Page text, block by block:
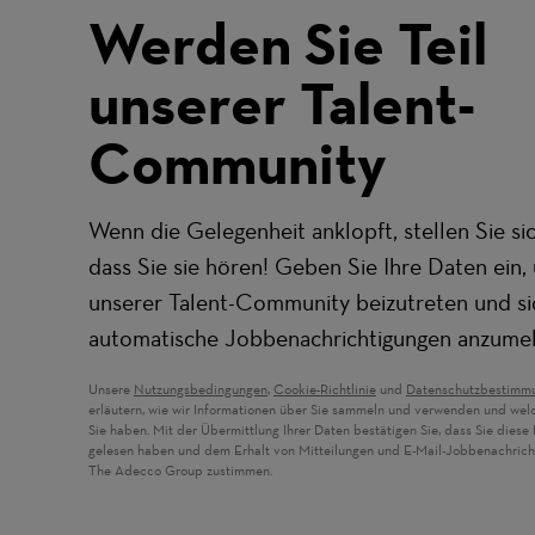
Werden Sie Teil
unserer Talent-
Community
Wenn die Gelegenheit anklopft, stellen Sie
dass Sie sie hören! Geben Sie Ihre Daten ein,
unserer Talent-Community beizutreten und
automatische Jobbenachrichtigungen
Unsere Nutzungsbedingungen, Cookie-Richtlinie und
erläutern, wie wir Informationen über Sie sammeln und verwenden und
Sie haben. Mit der Übermittlung Ihrer Daten bestätigen Sie, dass Sie diese
gelesen haben und dem Erhalt von Mitteilungen und E-Mail-
The Adecco Group zustimmen.